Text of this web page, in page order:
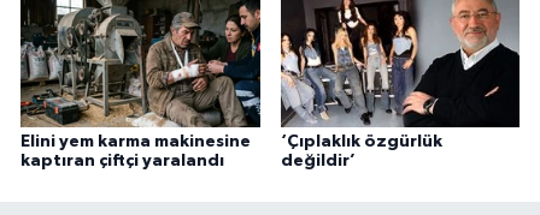
Elini yem karma makinesine
kaptıran çiftçi yaralandı
‘Çıplaklık özgürlük
değildir’